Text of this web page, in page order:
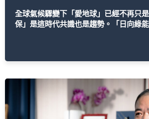
全球氣候驟變下「愛地球」已經不再只
保」是這時代共識也是趨勢。「日向綠